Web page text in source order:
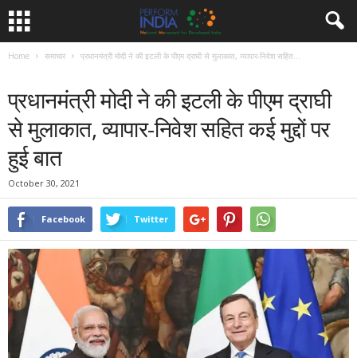
Home समाचार प्रधानमंत्री मोदी ने की इटली के पीएम द्राघी से मुलाकात, व्यापार-निवेश सहित...
प्रधानमंत्री मोदी ने की इटली के पीएम द्राघी
से मुलाकात, व्यापार-निवेश सहित कई मुद्दों पर
हुई बात
October 30, 2021
Facebook Twitter